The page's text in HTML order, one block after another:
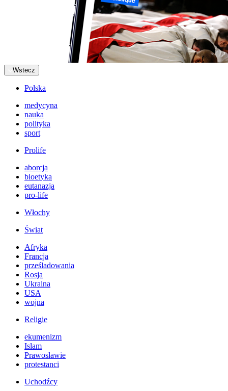
Wstecz
Polska
medycyna
nauka
polityka
sport
Prolife
aborcja
bioetyka
eutanazja
pro-life
Włochy
Świat
Afryka
Francja
prześladowania
Rosja
Ukraina
USA
wojna
Religie
ekumenizm
Islam
Prawosławie
protestanci
Uchodźcy